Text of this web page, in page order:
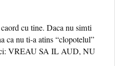
cu tine. Daca nu simti
ca nu ti-a atins “clopotelul”
VREAU SA IL AUD, NU